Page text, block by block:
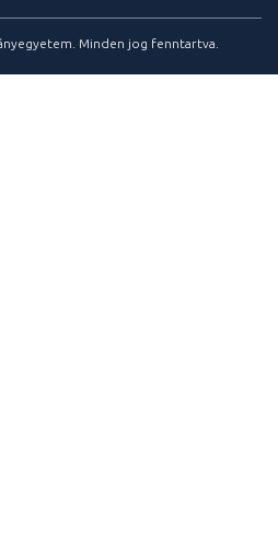
Minden jog fenntartva.